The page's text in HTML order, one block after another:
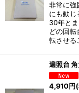
非常に強
にも動じ
30年と
どの回
転させ
遍照台
4,910円